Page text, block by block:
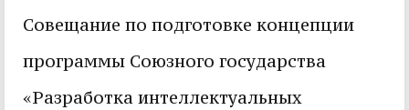
Совещание по подготовке концепции
программы Союзного государства
«Разработка интеллектуальных